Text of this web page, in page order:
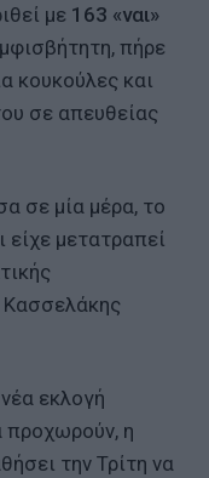
με 163 «ναι»
πήρε
κουκούλες και
σε απευθείας
σε μία μέρα, το
είχε μετατραπεί
Κασσελάκης
εκλογή
προχωρούν, η
την Τρίτη να